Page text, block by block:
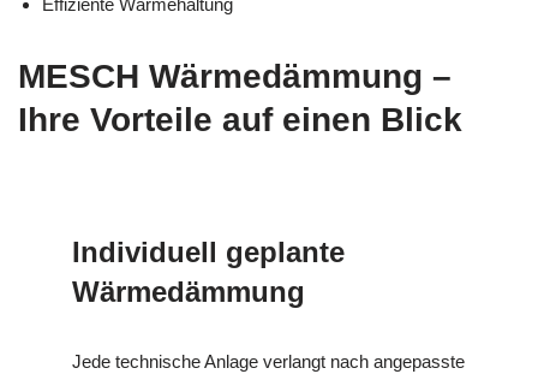
Effiziente Wärmehaltung
MESCH Wärmedämmung –
Ihre Vorteile auf einen Blick
Individuell geplante
Wärmedämmung
Jede technische Anlage verlangt nach angepasste